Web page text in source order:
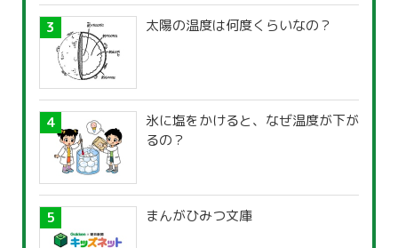
太陽の温度は何度くらいなの？
氷に塩をかけると、なぜ温度が下が
るの？
まんがひみつ文庫